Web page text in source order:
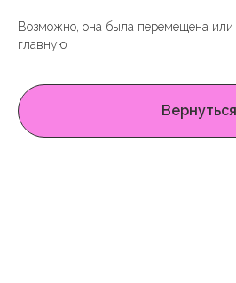
Возможно, она была перемещена или
главную
Вернуться